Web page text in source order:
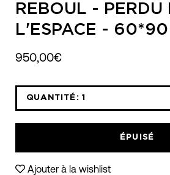
REBOUL - PERDU
L'ESPACE - 60*90
950,00€
QUANTITÉ: 1
ÉPUISÉ
Ajouter à la wishlist